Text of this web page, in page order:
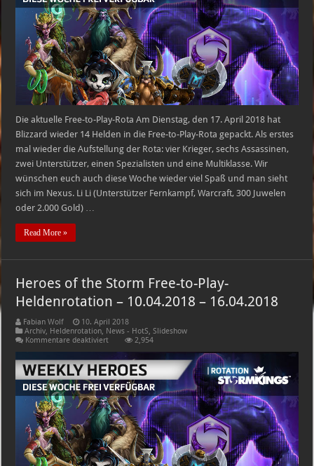
to-
Play-
Heldenrotation
–
17.04.2018
–
23.04.2018
Die aktuelle Free-to-Play-Rota Am Dienstag, den 17. April 2018 hat
Blizzard wieder 14 Helden in die Free-to-Play-Rota gepackt. Als erstes
mal wieder die Aufstellung der Rota: vier Krieger, sechs Assassinen,
zwei Unterstützer, einen Spezialisten und eine Multiklasse. Wir
wünschen euch auch diese Woche wieder viel Spaß und man sieht
sich im Nexus. Li Li (Unterstützer Fernkampf, Warcraft, 300 Juwelen
oder 2.000 Gold) …
Read More »
Heroes of the Storm Free-to-Play-
Heldenrotation – 10.04.2018 – 16.04.2018
Fabian Wolf
10. April 2018
Archiv, Heldenrotation, News - HotS,Slideshow
Kommentare deaktiviertfür
of
the
Storm
Free-
to-
Play-
Heldenrotation
–
10.04.2018
–
16.04.2018
2,954